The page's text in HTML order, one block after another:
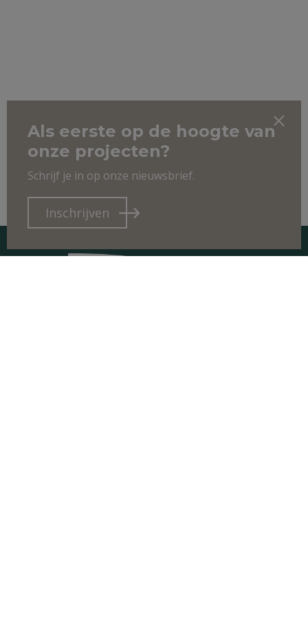
Als eerste op de hoogte van
onze projecten?
Schrijf je in op onze nieuwsbrief.
Inschrijven